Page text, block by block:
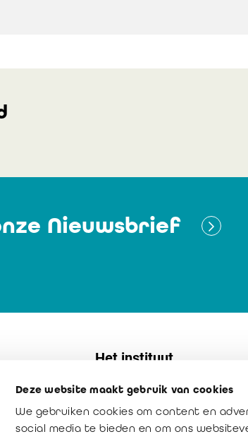
Deze website maakt gebruik van cookies
We gebruiken cookies om content en
social media te bieden en om ons
Nieuwsbrief
Het instituut
Contact